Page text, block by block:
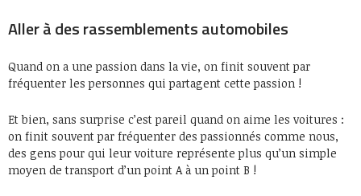
Aller à des rassemblements automobiles
Quand on a une passion dans la vie, on finit souvent par
fréquenter les personnes qui partagent cette passion !
Et bien, sans surprise c’est pareil quand on aime les voitures :
on finit souvent par fréquenter des passionnés comme nous,
des gens pour qui leur voiture représente plus qu’un simple
moyen de transport d’un point A à un point B !